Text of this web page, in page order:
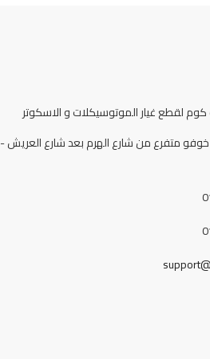
لقطع غيار الموتوسيكلات و الاسكوتر
خوفو متفرع من شارع الهرم بعد شارع العريش -